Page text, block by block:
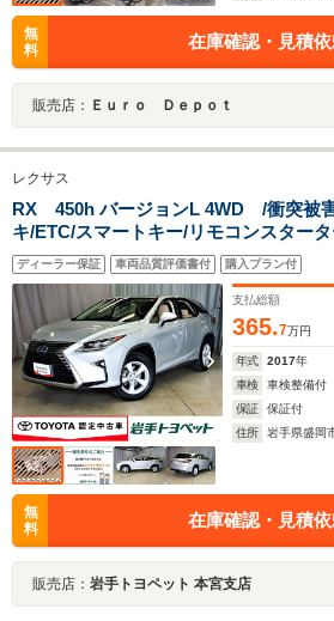
無
料
在庫確認・見積
販売店： Ｅｕｒｏ Ｄｅｐｏｔ
レクサス
RX 450h バージョンL 4WD /衝突被
キ/ETC/スマートキー/リモコンスター
ー/全周囲カメラ/ナビ/フルセグTV/ワン
ディーラー保証 車両品質評価書付 購入プラン付
支払総額
365.7万円
年式 2017年
車検
車検整備付
保証
保証付
住所
岩手県盛岡
無
料
在庫確認・見積
販売店： 岩手トヨペット 本宮支店